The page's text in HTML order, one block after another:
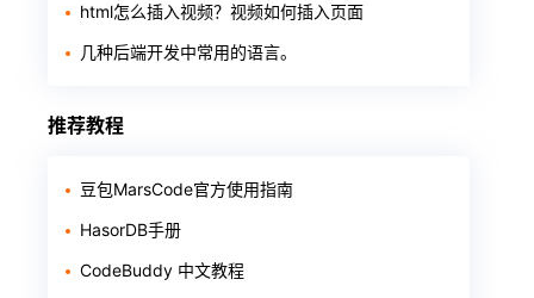
html怎么插入视频？视频如何插入页面
几种后端开发中常用的语言。
推荐教程
豆包MarsCode官方使用指南
HasorDB手册
CodeBuddy 中文教程